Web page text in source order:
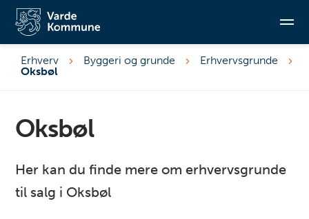
Erhverv Byggeri og grunde
Erhvervsgrunde
Oksbøl
Oksbøl
Her kan du finde mere om erhvervsgrunde
til salg i Oksbøl